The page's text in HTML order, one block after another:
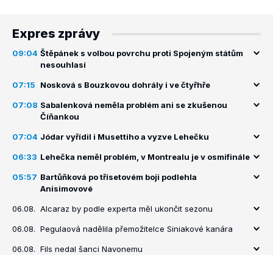
Expres zprávy
09:04 Štěpánek s volbou povrchu proti Spojeným státům
nesouhlasí
07:15 Nosková s Bouzkovou dohrály i ve čtyřhře
07:08 Sabalenková neměla problém ani se zkušenou
Číňankou
07:04 Jódar vyřídil i Musettiho a vyzve Lehečku
06:33 Lehečka neměl problém, v Montrealu je v osmifinále
05:57 Bartůňková po třísetovém boji podlehla
Anisimovové
06.08. Alcaraz by podle experta měl ukončit sezonu
06.08. Pegulaová nadělila přemožitelce Siniakové kanára
06.08. Fils nedal šanci Navonemu